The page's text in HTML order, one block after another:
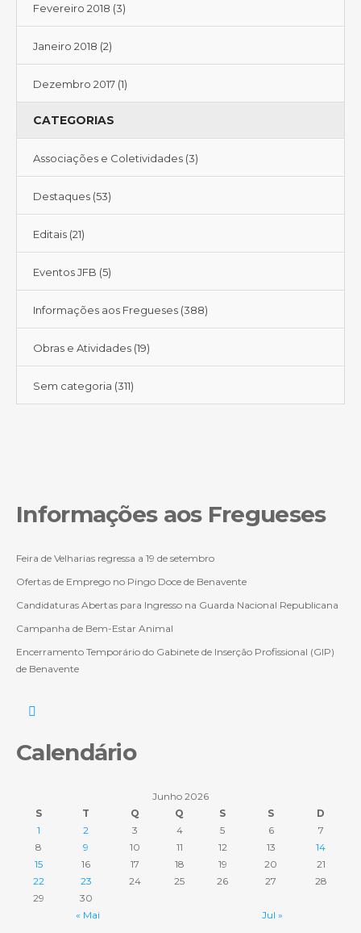
Fevereiro 2018 (3)
Janeiro 2018 (2)
Dezembro 2017 (1)
CATEGORIAS
Associações e Coletividades (3)
Destaques (53)
Editais (21)
Eventos JFB (5)
Informações aos Fregueses (388)
Obras e Atividades (19)
Sem categoria (311)
Informações aos Fregueses
Feira de Velharias regressa a 19 de setembro
Ofertas de Emprego no Pingo Doce de Benavente
Candidaturas Abertas para Ingresso na Guarda Nacional Republicana
Campanha de Bem-Estar Animal
Encerramento Temporário do Gabinete de Inserção Profissional (GIP)
de Benavente
Calendário
Junho 2026
S
T Q Q S S D
« Mai Jul »
1 2 3 4 5 6
7
8
9 10 11 12 13
14
15
16 17 18 19 20
21
22
23 24 25 26 27
28
29
30